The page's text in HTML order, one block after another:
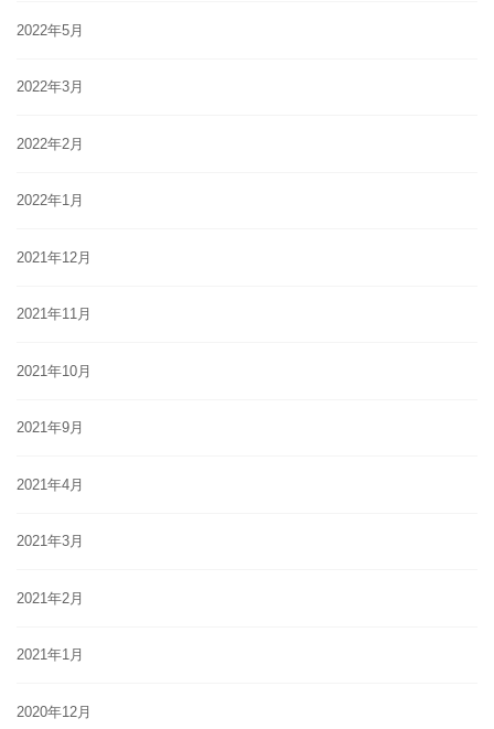
2022年5月
2022年3月
2022年2月
2022年1月
2021年12月
2021年11月
2021年10月
2021年9月
2021年4月
2021年3月
2021年2月
2021年1月
2020年12月